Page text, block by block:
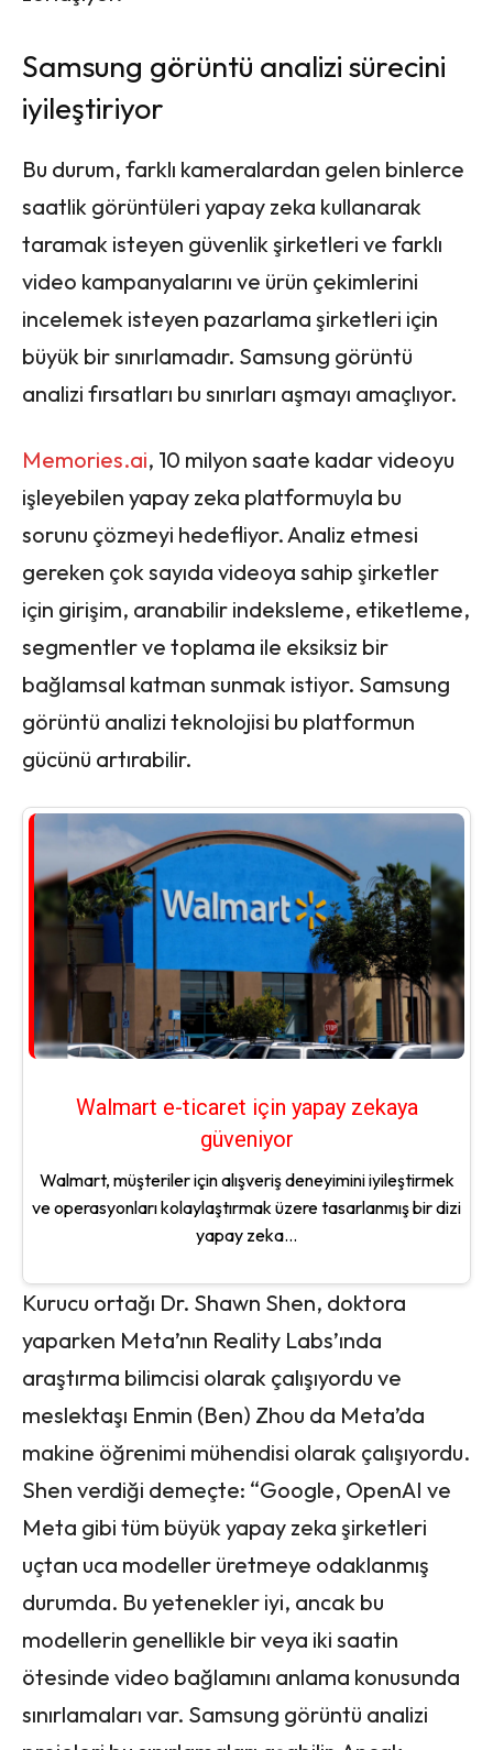
Samsung görüntü analizi sürecini
iyileştiriyor
Bu durum, farklı kameralardan gelen binlerce
saatlik görüntüleri yapay zeka kullanarak
taramak isteyen güvenlik şirketleri ve farklı
video kampanyalarını ve ürün çekimlerini
incelemek isteyen pazarlama şirketleri için
büyük bir sınırlamadır. Samsung görüntü
analizi fırsatları bu sınırları aşmayı amaçlıyor.
Memories.ai, 10 milyon saate kadar videoyu
işleyebilen yapay zeka platformuyla bu
sorunu çözmeyi hedefliyor. Analiz etmesi
gereken çok sayıda videoya sahip şirketler
için girişim, aranabilir indeksleme, etiketleme,
segmentler ve toplama ile eksiksiz bir
bağlamsal katman sunmak istiyor. Samsung
görüntü analizi teknolojisi bu platformun
gücünü artırabilir.
Walmart e-ticaret için yapay zekaya
güveniyor
Walmart, müşteriler için alışveriş deneyimini iyileştirmek
ve operasyonları kolaylaştırmak üzere tasarlanmış bir dizi
yapay zeka...
Kurucu ortağı Dr. Shawn Shen, doktora
yaparken Meta’nın Reality Labs’ında
araştırma bilimcisi olarak çalışıyordu ve
meslektaşı Enmin (Ben) Zhou da Meta’da
makine öğrenimi mühendisi olarak çalışıyordu.
Shen verdiği demeçte: “Google, OpenAI ve
Meta gibi tüm büyük yapay zeka şirketleri
uçtan uca modeller üretmeye odaklanmış
durumda. Bu yetenekler iyi, ancak bu
modellerin genellikle bir veya iki saatin
ötesinde video bağlamını anlama konusunda
sınırlamaları var. Samsung görüntü analizi